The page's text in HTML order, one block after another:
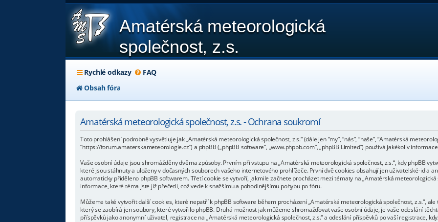
Amatérská meteorologická
společnost, z.s.
Rychlé odkazy
FAQ
Obsah fóra
Amatérská meteorologická společnost, z.s. - Ochrana soukromí
Toto prohlášení podrobně vysvětluje jak „Amatérská meteorologická společnost, z.s.“ (dále jen “my”, “nás”, “naše”, “Amatérská
“https://forum.amaterskameteorologie.cz”) a phpBB („phpBB software“, „www.phpbb.com“, „phpBB Limited“) používá jakékoliv
Vaše osobní údaje jsou shromážděny dvěma způsoby. Prvním při vstupu na „Amatérská meteorologická společnost, z.s.“, kdy phpBB
které jsou stáhnuty a uloženy v dočasných souborech vašeho internetového prohlížeče. První dvě cookies obsahují jen uživatelské-id a
automaticky přiděleno phpBB softwarem. Třetí cookie se vytvoří, jakmile začnete procházet mezi tématy na „Amatérská meteorologická
informace, které téma jste již přečetli, což vede k snažšímu a pohodlnějšímu pohybu po fóru.
Můžeme také vytvořit další cookies, které nepatří k phpBB software během procházení „Amatérská meteorologická společnost, z.s.“,
který se zaobírá jen soubory, které vytvořilo phpBB. Druhá možnost jak můžeme shromažďovat vaše osobní údaje, je vaše odeslání
příspěvků jako anonymní uživatel, registrace na „Amatérská meteorologická společnost, z.s.“ a odeslání příspěvků po vaší registrace,